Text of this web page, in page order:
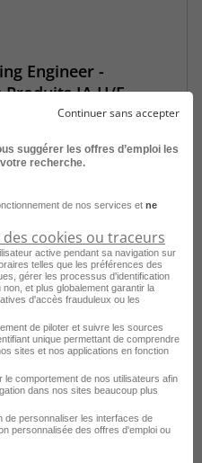
Engineer -
IA H/F
de
Slms Domaine-
RH H/F
Continuer sans accepter
suggérer les offres d’emploi les
recherche.
de nos services et ne
cookies ou traceurs
active pendant sa navigation sur
telles que les préférences des
gérer les processus d'identification
et plus globalement garantir la
d'accès frauduleux ou les
de piloter et suivre les sources
unique permettant de comprendre
sites et nos applications en fonction
le comportement de nos utilisateurs afin
dans nos sites beaucoup plus
de personnaliser les interfaces de
personnalisée des offres d'emploi ou